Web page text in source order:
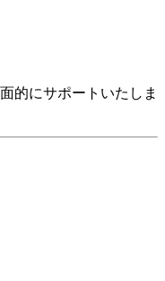
的にサポートいたしま